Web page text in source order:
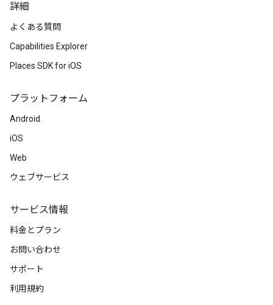
詳細
よくある質問
Capabilities Explorer
Places SDK for iOS
プラットフォーム
Android
iOS
Web
ウェブサービス
サービス情報
料金とプラン
お問い合わせ
サポート
利用規約